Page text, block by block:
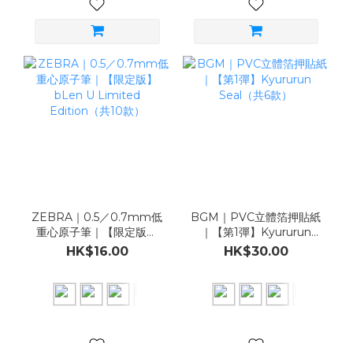
ZEBRA｜0.5／0.7mm低
重心原子筆｜【限定版】
bLen U Limited
Edition（共10款）
HK$16.00
BGM｜PVC立體箔押貼紙
｜【第1彈】Kyururun
Seal（共6款）
HK$30.00